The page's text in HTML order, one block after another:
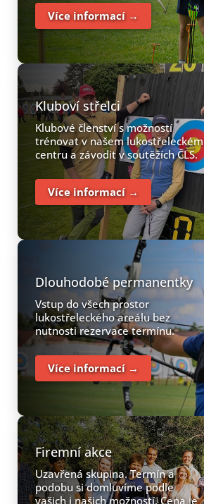
Více informací →
Kluboví střelci
Klubové členství s možností
trénovat v našem lukostřeleckém
centru a závodit v soutěžích ČLS.
Více informací →
Dlouhodobé permanentky
Vstup do všech prostor
lukostřeleckého areálu bez
nutnosti rezervace termínu.
Více informací →
Firemní akce
Uzavřená skupina. Termín a
podobu si domluvíme podle
vašich i našich možností. Cena je